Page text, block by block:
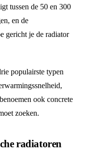
tussen de 50 en 300
en de
gericht je de radiator
populairste typen
ook concrete
zoeken.
radiatoren